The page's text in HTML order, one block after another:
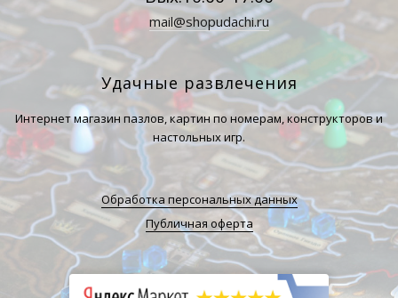
mail@shopudachi.ru
Удачные развлечения
Интернет магазин пазлов, картин по номерам, конструкторов и
настольных игр.
Обработка персональных данных
Публичная оферта